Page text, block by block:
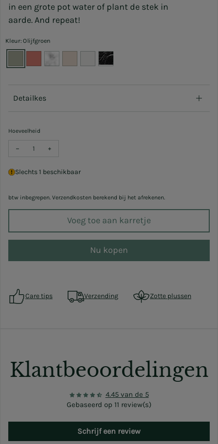
in een grote pot water of plant de stek in
aarde. And repeat!
Kleur: Olijfgroen
Detailkes
Hoeveelheid
Slechts 1 beschikbaar
btw inbegrepen. Verzendkosten berekend bij het afrekenen.
Voeg toe aan karretje
Nu kopen
Care tips Verzending Zotte plussen
Klantbeoordelingen
4.45 van de 5
Gebaseerd op 11 review(s)
Schrijf een review